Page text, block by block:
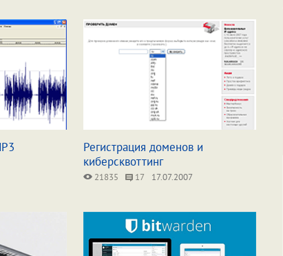
Регистрация доменов и
киберсквоттинг
21835 17 17.07.2007